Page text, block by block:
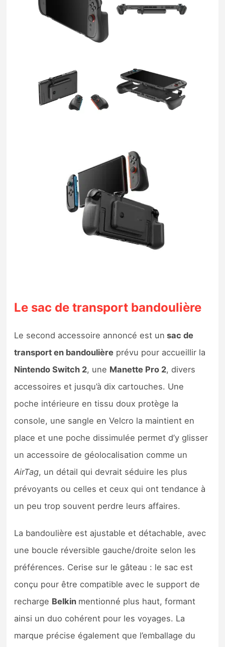
Le sac de transport bandoulière
Le second accessoire annoncé est un sac de
transport en bandoulière prévu pour accueillir la
Nintendo Switch 2, une Manette Pro 2, divers
accessoires et jusqu’à dix cartouches. Une
poche intérieure en tissu doux protège la
console, une sangle en Velcro la maintient en
place et une poche dissimulée permet d’y glisser
un accessoire de géolocalisation comme un
AirTag, un détail qui devrait séduire les plus
prévoyants ou celles et ceux qui ont tendance à
un peu trop souvent perdre leurs affaires.
La bandoulière est ajustable et détachable, avec
une boucle réversible gauche/droite selon les
préférences. Cerise sur le gâteau : le sac est
conçu pour être compatible avec le support de
recharge Belkin mentionné plus haut, formant
ainsi un duo cohérent pour les voyages. La
marque précise également que l’emballage du